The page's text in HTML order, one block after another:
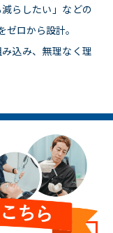
らしたい」などの
ロから設計。
込み、無理なく理